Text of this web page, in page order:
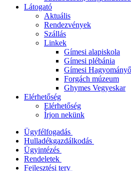
Látogató
Aktuális
Rendezvények
Szállás
Linkek
Gímesi alapiskola
Gímesi plébánia
Gímesi
Forgách múzeum
Ghymes Vegyeskar
Elérhetőség
Elérhetőség
Írjon nekünk
Ügyfélfogadás
Hulladékgazdálkodás
Ügyintézés
Rendeletek
Fejlesztési terv